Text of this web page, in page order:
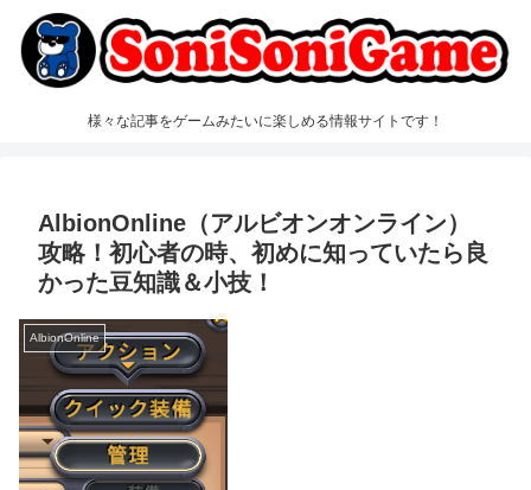
様々な記事をゲームみたいに楽しめる情報サイトです！
AlbionOnline（アルビオンオンライン）
攻略！初心者の時、初めに知っていたら良
かった豆知識＆小技！
AlbionOnline